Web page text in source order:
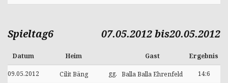
Spieltag6 07.05.2012 bis20.05.2012
Datum Heim Gast Ergebnis
09.05.2012 Cilit Bäng gg. Balla Balla Ehrenfeld 14:6